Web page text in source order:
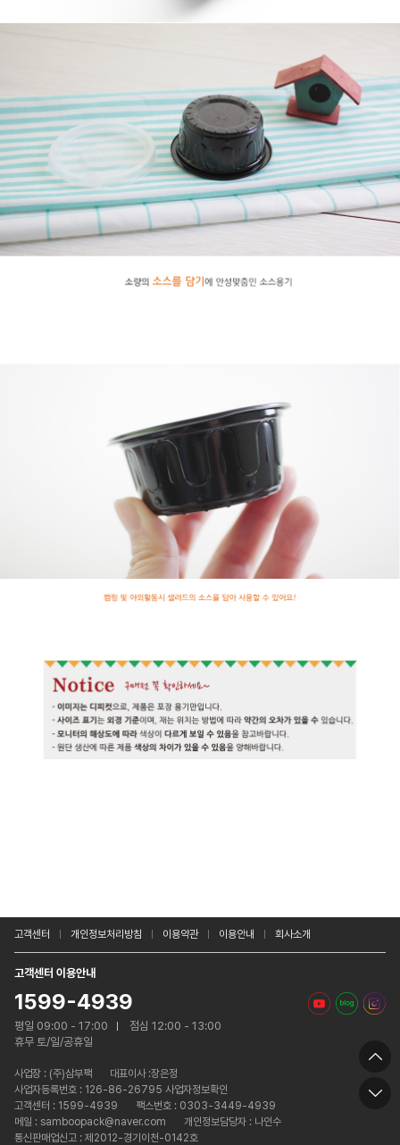
고객센터 개인정보처리방침 이용약관 이용안내 회사소개
고객센터 이용안내
1599-4939
평일 09:00 - 17:00
점심 12:00 - 13:00
휴무 토/일/공휴일
사업장 : (주)삼부팩
대표이사 :장은정
사업자등록번호 : 126-86-26795 사업자정보확인
고객센터 : 1599-4939
팩스번호 : 0303-3449-4939
메일 : samboopack@naver.com
개인정보담당자 : 나인수
통신판매업신고 : 제2012-경기이천-0142호